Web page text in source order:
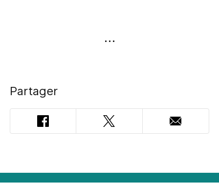
Partager
Facebook Twitter
Adresse
courriel